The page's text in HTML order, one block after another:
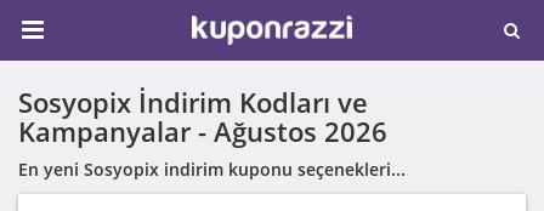
Sosyopix İndirim Kodları ve
Kampanyalar - Ağustos 2026
En yeni Sosyopix indirim kuponu seçenekleri...